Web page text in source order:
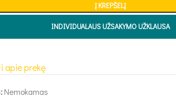
Į KREPŠELĮ
INDIVIDUALAUS UŽSAKYMO UŽKLAUSA
apie prekę
Nemokamas